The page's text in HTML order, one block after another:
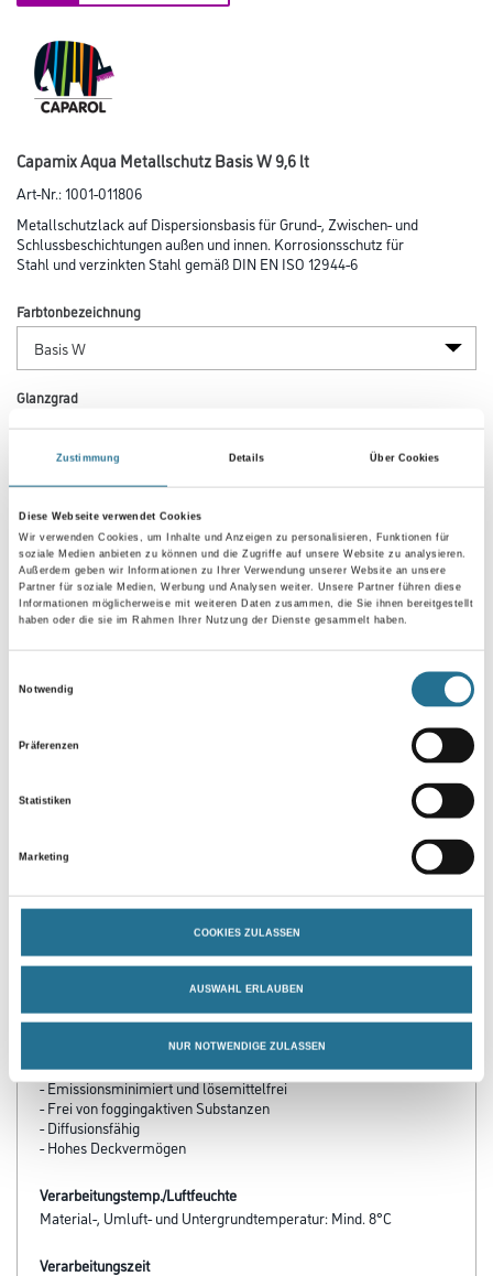
Zustimmung Details Über Cookies
Diese Webseite verwendet Cookies
Wir verwenden Cookies, um Inhalte und Anzeigen zu personalisieren, Funktionen für
soziale Medien anbieten zu können und die Zugriffe auf unsere Website zu analysieren.
Außerdem geben wir Informationen zu Ihrer Verwendung unserer Website an unsere
Partner für soziale Medien, Werbung und Analysen weiter. Unsere Partner führen diese
Informationen möglicherweise mit weiteren Daten zusammen, die Sie ihnen bereitgestellt
haben oder die sie im Rahmen Ihrer Nutzung der Dienste gesammelt haben.
Notwendig
Präferenzen
Statistiken
Marketing
COOKIES ZULASSEN
AUSWAHL ERLAUBEN
NUR NOTWENDIGE ZULASSEN
Capamix Aqua Metallschutz Basis W 9,6 lt
Art-Nr.:1001-011806
Metallschutzlack auf Dispersionsbasis für Grund-, Zwischen- und
Schlussbeschichtungen außen und innen. Korrosionsschutz für
Stahl und verzinkten Stahl gemäß DIN EN ISO 12944-6
Farbtonbezeichnung
Glanzgrad
Gebinde
Umrechnungsfaktoren
Zur Farbauswahl für Ihren Wunschfarbton
PRODUKTEIGENSCHAFTEN
- Konservierungsmittelfrei (Weißware)
- MaXXimal leichtgängige, kraftsparende Verarbeitung
- Für gleichmäßige, ansatzfreie Oberflächen
- Optimal ausbesserungsfähig
- Emissionsminimiert und lösemittelfrei
- Frei von foggingaktiven Substanzen
- Diffusionsfähig
- Hohes Deckvermögen
Verarbeitungstemp./Luftfeuchte
Material-, Umluft- und Untergrundtemperatur: Mind. 8°C
Verarbeitungszeit